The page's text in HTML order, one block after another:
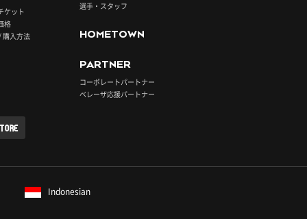
ケット
格
購入方法
選手・スタッフ
HOMETOWN
PARTNER
コーポレートパートナー
ベレーザ応援パートナー
Indonesian